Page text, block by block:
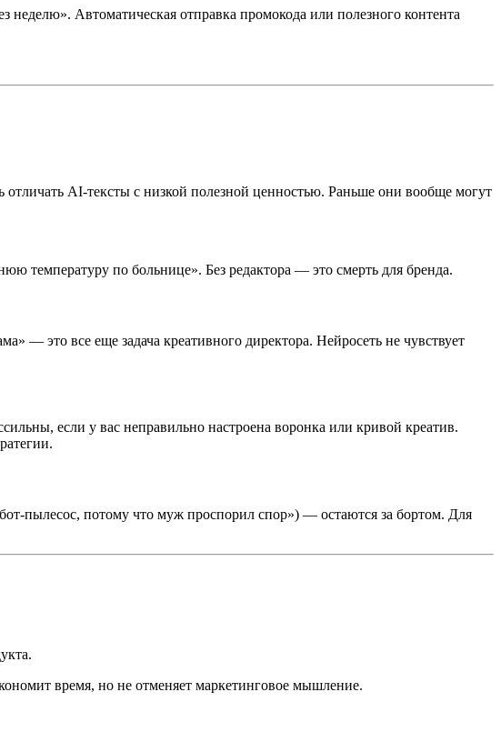
Автоматическая отправка промокода или полезного контента
AI-тексты с низкой полезной ценностью. Раньше они вообще могут
температуру по больнице». Без редактора — это смерть для бренда.
— это все еще задача креативного директора. Нейросеть не чувствует
если у вас неправильно настроена воронка или кривой креатив.
пылесос, потому что муж проспорил спор») — остаются за бортом. Для
время, но не отменяет маркетинговое мышление.